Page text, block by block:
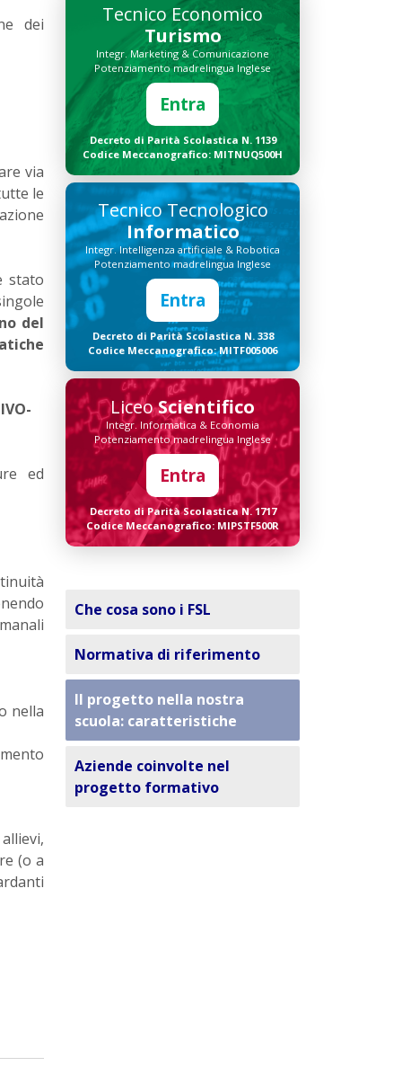
dei
via
le
stato
del
ed
nella
(o a
Tecnico Economico
Turismo
Integr. Marketing & Comunicazione
Potenziamento madrelingua Inglese
Entra
Decreto di Parità Scolastica N. 1139
Codice Meccanografico: MITNUQ500H
Tecnico Tecnologico
Informatico
Integr. Intelligenza artificiale & Robotica
Potenziamento madrelingua Inglese
Entra
Decreto di Parità Scolastica N. 338
Codice Meccanografico: MITF005006
LiceoScientifico
Integr. Informatica & Economia
Potenziamento madrelingua Inglese
Entra
Decreto di Parità Scolastica N. 1717
Codice Meccanografico: MIPSTF500R
Che cosa sono i FSL
Normativa di riferimento
Il progetto nella nostra
scuola: caratteristiche
Aziende coinvolte nel
progetto formativo